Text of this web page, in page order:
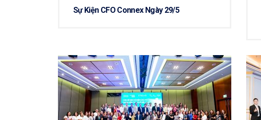
Sự Kiện CFO Connex Ngày 29/5